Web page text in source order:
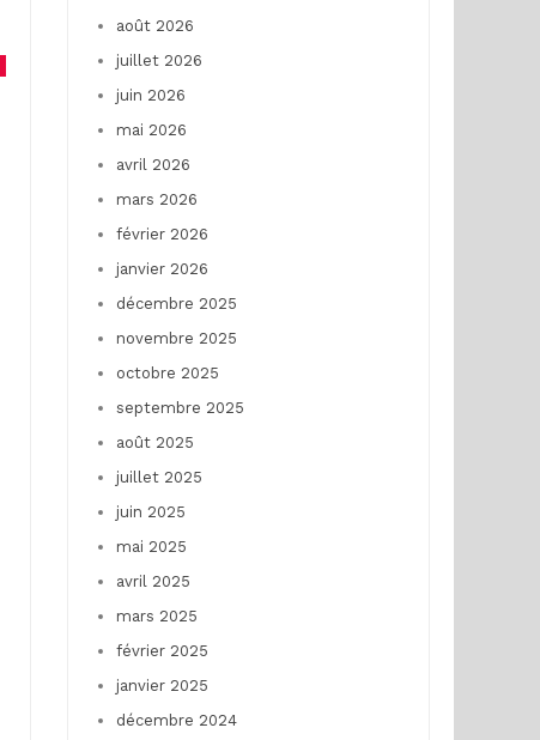
août 2026
juillet 2026
juin 2026
mai 2026
avril 2026
mars 2026
février 2026
janvier 2026
décembre 2025
novembre 2025
octobre 2025
septembre 2025
août 2025
juillet 2025
juin 2025
mai 2025
avril 2025
mars 2025
février 2025
janvier 2025
décembre 2024